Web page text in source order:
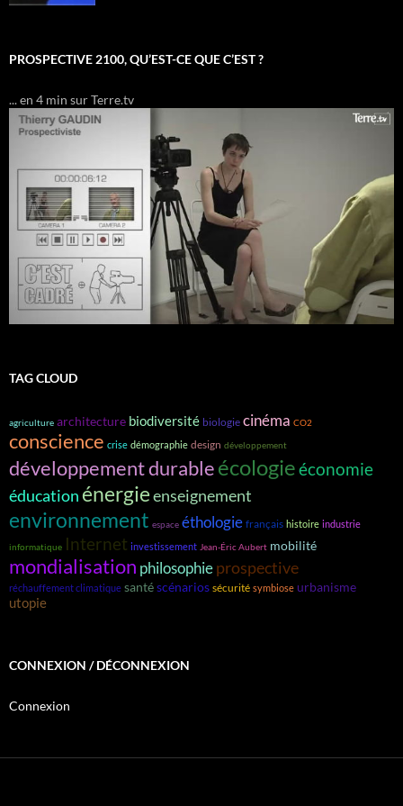
PROSPECTIVE 2100, QU’EST-CE QUE C’EST ?
... en 4 min sur Terre.tv
TAG CLOUD
agriculture architecture biodiversité biologie cinéma CO2
conscience crise démographie design développement
développement durableécologieéconomie
éducationénergieenseignement
environnement espace éthologie français histoire industrie
informatique Internet investissement Jean-Éric Aubert mobilité
mondialisation philosophieprospective
réchauffement climatique santéscénarios sécurité symbiose urbanisme
utopie
CONNEXION / DÉCONNEXION
Connexion